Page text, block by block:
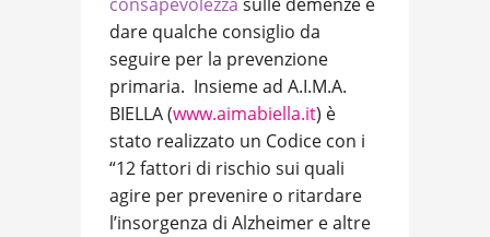
consapevolezza sulle demenze e
dare qualche consiglio da
seguire per la prevenzione
primaria. Insieme ad A.I.M.A.
BIELLA (www.aimabiella.it) è
stato realizzato un Codice con i
“12 fattori di rischio sui quali
agire per prevenire o ritardare
l’insorgenza di Alzheimer e altre